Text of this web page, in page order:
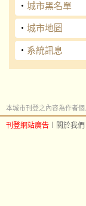
‧ 城市黑名單
‧ 城市地圖
‧ 系統訊息
本城市刊登之內容為作者
刊登網站廣告 關於我們